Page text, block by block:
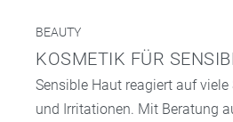
BEAUTY
KOSMETIK FÜR
Sensible Haut reagiert auf
und Irritationen. Mit Beratung